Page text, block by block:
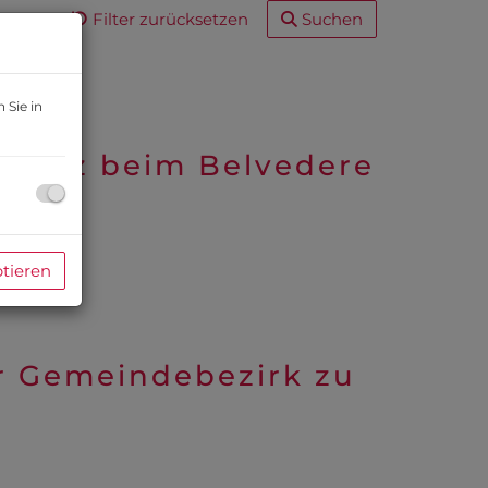
Filter zurücksetzen Suchen
beim Belvedere
Miete
€
zu
Sie in